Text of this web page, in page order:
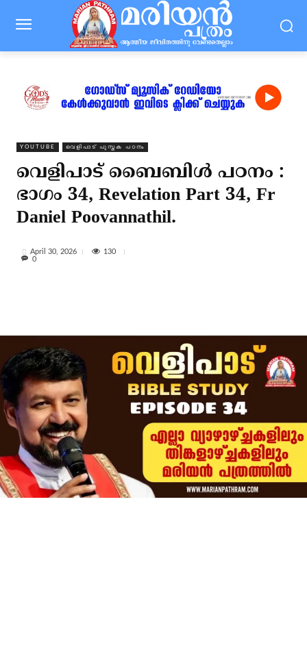
YOUTUBE വെളിപാട് പുസ്തക പഠനം
വെളിപാട് ബൈബിൾ പഠനം :
ഭാഗം 34, Revelation Part 34, Fr
Daniel Poovannathil.
April 30, 2026
130
0